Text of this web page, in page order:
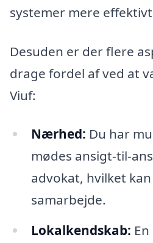
systemer mere
Desuden er der flere
drage fordel af ved at
Viuf:
Nærhed: Du har
mødes ansigt-til-
advokat, hvilket
samarbejde.
Lokalkendskab: